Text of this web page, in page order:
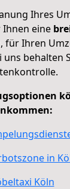
Ihres
eine
, für Ihren
uns behalten
in
Köln